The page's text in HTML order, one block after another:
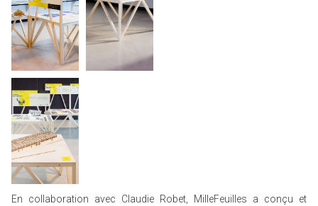
En collaboration avec Claudie Robet, MilleFeuilles a conçu et